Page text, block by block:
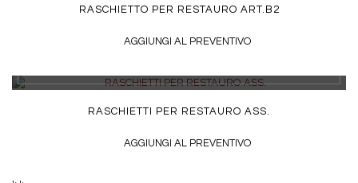
RASCHIETTO PER RESTAURO ART.B2
AGGIUNGI AL PREVENTIVO
RASCHIETTI PER RESTAURO ASS.
AGGIUNGI AL PREVENTIVO